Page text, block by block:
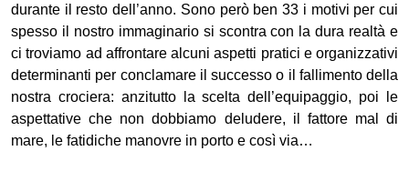
durante il resto dell’anno. Sono però ben 33 i motivi per cui
spesso il nostro immaginario si scontra con la dura realtà e
ci troviamo ad affrontare alcuni aspetti pratici e organizzativi
determinanti per conclamare il successo o il fallimento della
nostra crociera: anzitutto la scelta dell’equipaggio, poi le
aspettative che non dobbiamo deludere, il fattore mal di
mare, le fatidiche manovre in porto e così via…